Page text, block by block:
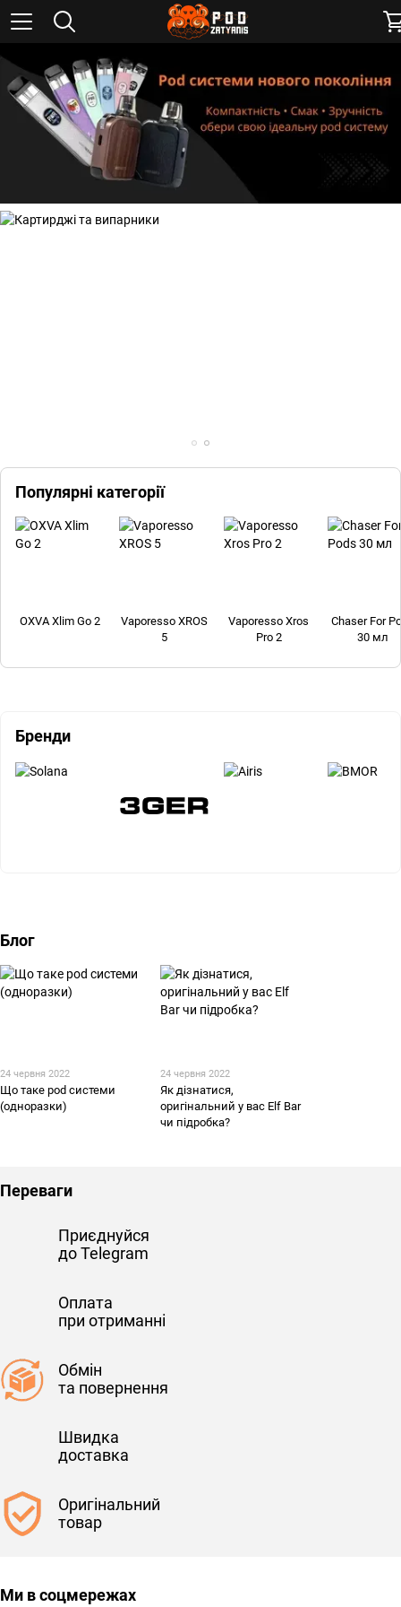
Популярні категорії
OXVA Xlim Go 2
Vaporesso XROS
5
Vaporesso Xros
Pro 2
Chaser For
30 мл
Бренди
Блог
24 червня 2022
Що таке pod системи
(одноразки)
24 червня 2022
Як дізнатися,
оригінальний у вас Elf Bar
чи підробка?
Переваги
Приєднуйся
до Telegram
Оплата
при отриманні
Обмін
та повернення
Швидка
доставка
Оригінальний
товар
Ми в соцмережах